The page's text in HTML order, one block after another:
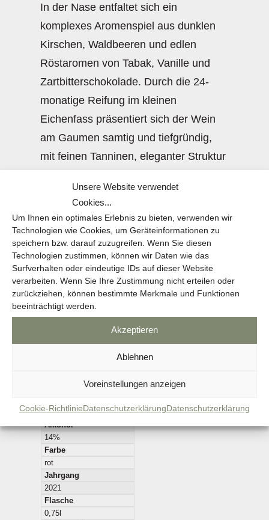
Unsere Website verwendet
Cookies...
Um Ihnen ein optimales Erlebnis zu bieten, verwenden wir
Technologien wie Cookies, um Geräteinformationen zu
speichern bzw. darauf zuzugreifen. Wenn Sie diesen
Technologien zustimmen, können wir Daten wie das
Surfverhalten oder eindeutige IDs auf dieser Website
verarbeiten. Wenn Sie Ihre Zustimmung nicht erteilen oder
zurückziehen, können bestimmte Merkmale und Funktionen
beeinträchtigt werden.
Akzeptieren
Ablehnen
Voreinstellungen anzeigen
Cookie-RichtlinieDatenschutzerklärungDatenschutzerklärung
In der Nase entfaltet sich ein
komplexes Aromenspiel aus dunklen
Kirschen, Waldbeeren und edlen
Röstaromen von Tabak, Vanille und
Zartbitterschokolade. Durch die 24-
monatige Reifung im kleinen
Eichenfass präsentiert sich der Wein
am Gaumen samtig und tiefgründig,
mit feinen Tanninen, eleganter Struktur
11,80€
Nicht vorrätig
Zurück zum Shop
Pinot Noir x Zweigelt
Alkohol
14%
Farbe
rot
Jahrgang
2021
Flasche
0,75l